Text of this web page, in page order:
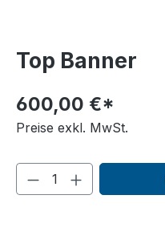
Top Banner
600,00 €*
Preise exkl. MwSt.